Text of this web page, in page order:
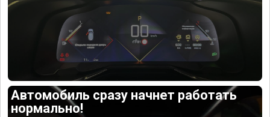
Автомобиль сразу начнет работать
нормально!